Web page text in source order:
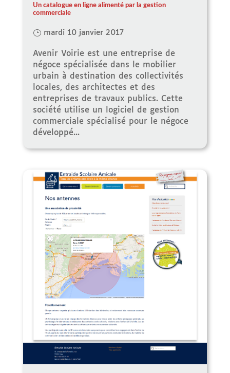
Un catalogue en ligne alimenté par la gestion
commerciale
mardi 10 janvier 2017
Avenir Voirie est une entreprise de
négoce spécialisée dans le mobilier
urbain à destination des collectivités
locales, des architectes et des
entreprises de travaux publics. Cette
société utilise un logiciel de gestion
commerciale spécialisé pour le négoce
développé...